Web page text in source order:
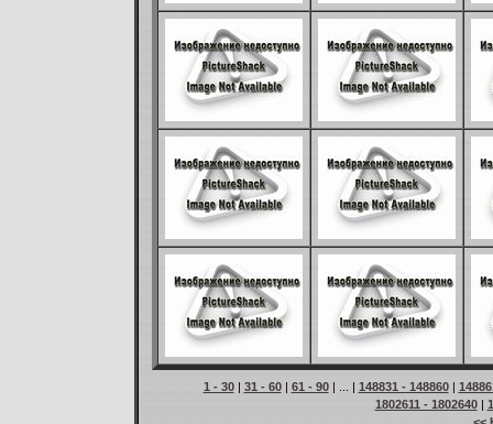
1 - 30| 31 - 60| 61 - 90| ... | 148831 - 148860|
1802611 - 1802640|